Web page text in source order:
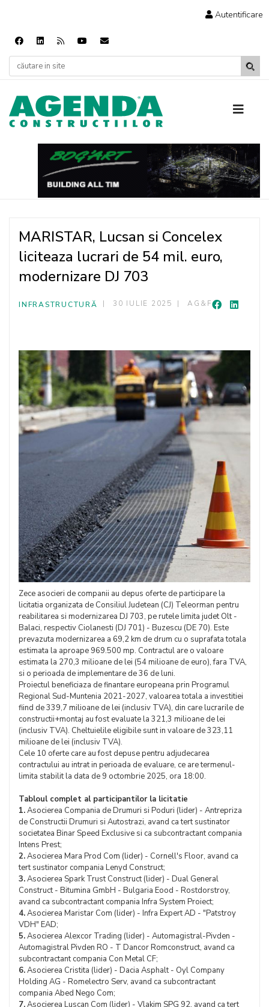
Autentificare
MARISTAR, Lucsan si Concelex
liciteaza lucrari de 54 mil. euro,
modernizare DJ 703
INFRASTRUCTURĂ 30 IULIE 2025 AG&F
Zece asocieri de companii au depus oferte de participare la
licitatia organizata de Consiliul Judetean (CJ) Teleorman pentru
reabilitarea si modernizarea DJ 703, pe rutele limita judet Olt -
Balaci, respectiv Ciolanesti (DJ 701) - Buzescu (DE 70). Este
prevazuta modernizarea a 69,2 km de drum cu o suprafata totala
estimata la aproape 969.500 mp. Contractul are o valoare
estimata la 270,3 milioane de lei (54 milioane de euro), fara TVA,
si o perioada de implementare de 36 de luni.
Proiectul beneficiaza de finantare europeana prin Programul
Regional Sud-Muntenia 2021-2027, valoarea totala a investitiei
fiind de 339,7 milioane de lei (inclusiv TVA), din care lucrarile de
constructii+montaj au fost evaluate la 321,3 milioane de lei
(inclusiv TVA). Cheltuielile eligibile sunt in valoare de 323,11
milioane de lei (inclusiv TVA).
Cele 10 oferte care au fost depuse pentru adjudecarea
contractului au intrat in perioada de evaluare, ce are termenul-
limita stabilit la data de 9 octombrie 2025, ora 18:00.
Tabloul complet al participantilor la licitatie
1.Asocierea Compania de Drumuri si Poduri (lider) - Antrepriza
de Constructii Drumuri si Autostrazi, avand ca tert sustinator
societatea Binar Speed Exclusive si ca subcontractant compania
Intens Prest;
2.Asocierea Mara Prod Com (lider) - Cornell's Floor, avand ca
tert sustinator compania Lenyd Construct;
3.Asocierea Spark Trust Construct (lider) - Dual General
Construct - Bitumina GmbH - Bulgaria Eood - Rostdorstroy,
avand ca subcontractant compania Infra System Proiect;
4.Asocierea Maristar Com (lider) - Infra Expert AD - "Patstroy
VDH" EAD;
5.Asocierea Alexcor Trading (lider) - Automagistral-Pivden -
Automagistral Pivden RO - T Dancor Romconstruct, avand ca
subcontractant compania Con Metal CF;
6.Asocierea Cristita (lider) - Dacia Asphalt - Oyl Company
Holding AG - Romelectro Serv, avand ca subcontractant
compania Abed Nego Com;
7.Asocierea Luscan Com (lider) - Vlakim SPG 92, avand ca tert